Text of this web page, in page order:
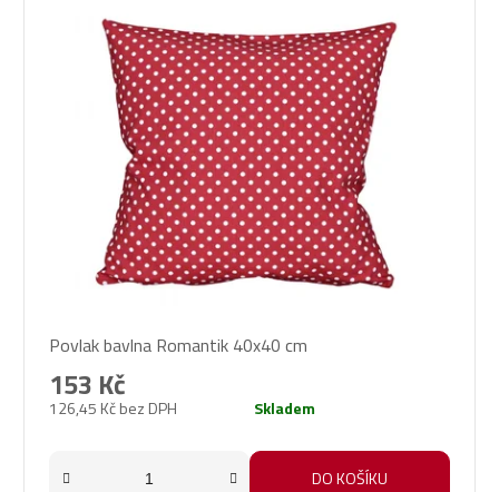
Povlak bavlna Romantik 40x40 cm
126,45 Kč bez DPH
153 Kč
Skladem
DO KOŠÍKU